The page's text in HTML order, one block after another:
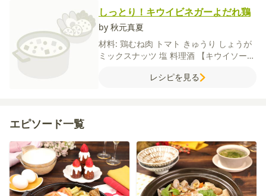
しっとり！キウイビネガーよだれ鶏
by 秋元真夏
材料: 鶏むね肉 トマト きゅうり しょうが
ミックスナッツ 塩 料理酒
【キウイソー
ごま油砂糖ラー油
レシピを見る
エピソード一覧